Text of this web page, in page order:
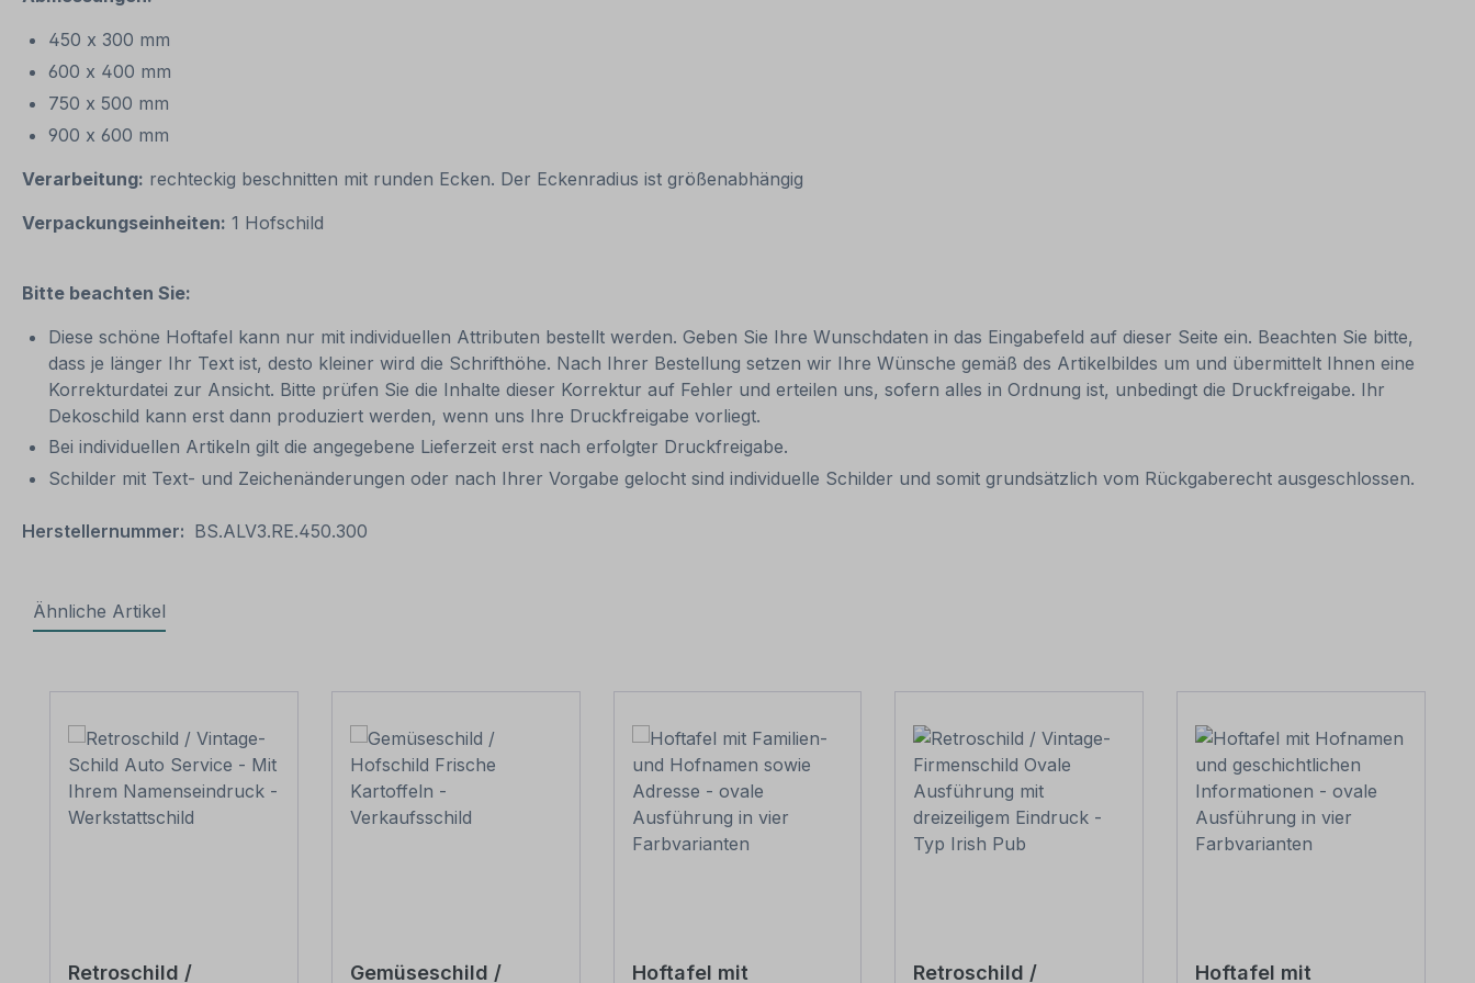
450 x 300 mm
600 x 400 mm
750 x 500 mm
900 x 600 mm
Verarbeitung: rechteckig beschnitten mit runden Ecken. Der Eckenradius ist größenabhängig
Verpackungseinheiten: 1 Hofschild
Bitte beachten Sie:
Diese schöne Hoftafel kann nur mit individuellen Attributen bestellt werden. Geben Sie Ihre Wunschdaten in das Eingabefeld auf dieser Seite ein. Beachten Sie bitte,
dass je länger Ihr Text ist, desto kleiner wird die Schrifthöhe. Nach Ihrer Bestellung setzen wir Ihre Wünsche gemäß des Artikelbildes um und übermittelt Ihnen eine
Korrekturdatei zur Ansicht. Bitte prüfen Sie die Inhalte dieser Korrektur auf Fehler und erteilen uns, sofern alles in Ordnung ist, unbedingt die Druckfreigabe. Ihr
Dekoschild kann erst dann produziert werden, wenn uns Ihre Druckfreigabe vorliegt.
Bei individuellen Artikeln gilt die angegebene Lieferzeit erst nach erfolgter Druckfreigabe.
Schilder mit Text- und Zeichenänderungen oder nach Ihrer Vorgabe gelocht sind individuelle Schilder und somit grundsätzlich vom Rückgaberecht ausgeschlossen.
Herstellernummer: BS.ALV3.RE.450.300
Ähnliche Artikel
Retroschild /
Gemüseschild /
Hoftafel mit
Retroschild /
Hoftafel mit